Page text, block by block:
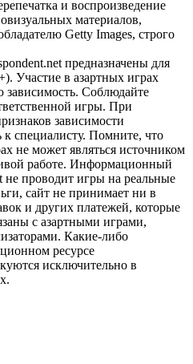
и воспроизведение
материалов,
Getty Images, строго
предназначены для
Участие в азартных играх
зависимость. Соблюдайте
игры. При
зависимости
к специалисту. Помните, что
не может являться источником
работе. Информационный
не проводит игры на реальные
сайт не принимает ни в
и других платежей, которые
с азартными играми,
Какие-либо
ресурсе
исключительно в